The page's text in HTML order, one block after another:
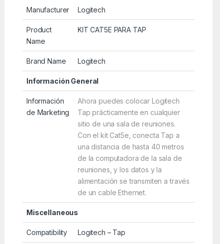
Manufacturer Logitech
Product
Name
KIT CAT5E PARA TAP
Brand Name Logitech
Información General
Información
de Marketing
Ahora puedes colocar Logitech
Tap prácticamente en cualquier
sitio de una sala de reuniones.
Con el kit Cat5e, conecta Tap a
una distancia de hasta 40 metros
de la computadora de la sala de
reuniones, y los datos y la
alimentación se transmiten a través
de un cable Ethernet.
Miscellaneous
Compatibility Logitech – Tap